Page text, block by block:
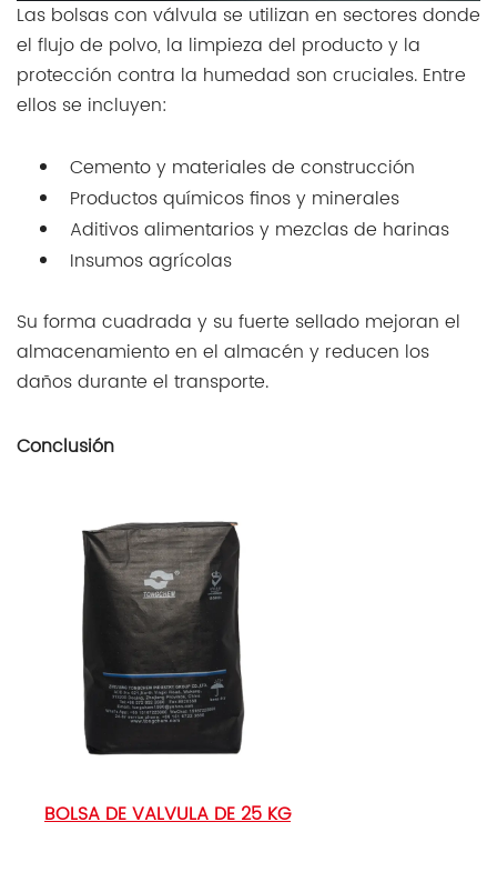
Las bolsas con válvula se utilizan en sectores donde
el flujo de polvo, la limpieza del producto y la
protección contra la humedad son cruciales. Entre
ellos se incluyen:
Cemento y materiales de construcción
Productos químicos finos y minerales
Aditivos alimentarios y mezclas de harinas
Insumos agrícolas
Su forma cuadrada y su fuerte sellado mejoran el
almacenamiento en el almacén y reducen los
daños durante el transporte.
Conclusión
BOLSA DE VALVULA DE 25 KG